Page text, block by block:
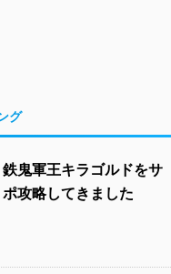
グ
鉄鬼軍王キラゴルドをサ
ポ攻略してきました